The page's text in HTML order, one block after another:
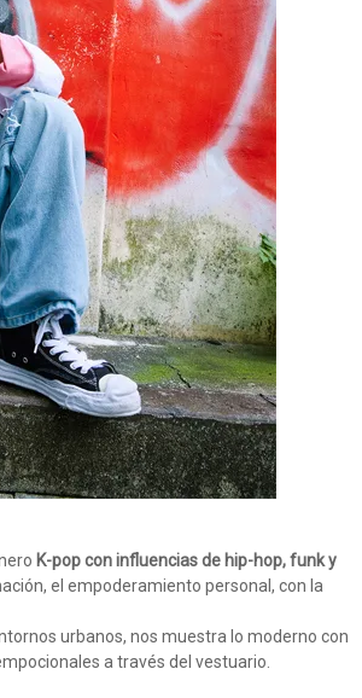
K-pop con influencias de hip-hop, funk y
el empoderamiento personal, con la
urbanos, nos muestra lo moderno con
a través del vestuario.